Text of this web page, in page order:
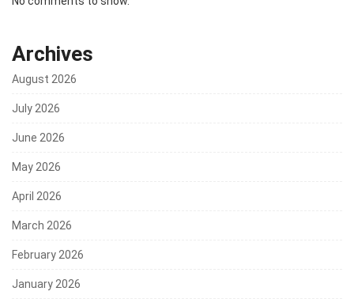
Archives
August 2026
July 2026
June 2026
May 2026
April 2026
March 2026
February 2026
January 2026